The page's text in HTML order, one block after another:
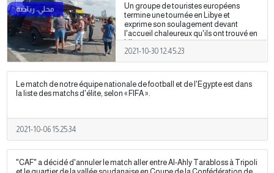
Un groupe de touristes européens
termine une tournée en Libye et
exprime son soulagement devant
l'accueil chaleureux qu'ils ont trouvé en
Libye.
2021-10-30 12:45:23
Le match de notre équipe nationale de football et de l'Egypte est dans
la liste des matchs d'élite, selon « FIFA ».
2021-10-06 15:25:34
"CAF" a décidé d'annuler le match aller entre Al-Ahly Tarabloss à Tripoli